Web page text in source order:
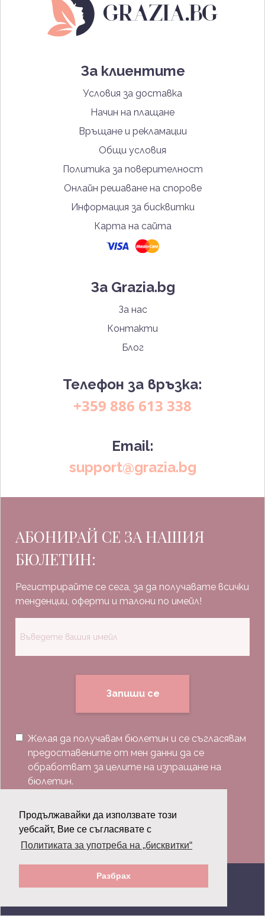
Продължавайки да използвате този
уебсайт, Вие се съгласявате с
Политиката за употреба на „бисквитки“
Разбрах
За клиентите
Условия за доставка
Начин на плащане
Връщане и рекламации
Общи условия
Политика за поверителност
Онлайн решаване на спорове
Информация за бисквитки
Карта на сайта
За Grazia.bg
За нас
Контакти
Блог
Телефон за връзка:
+359 886 613 338
Email:
support@grazia.bg
АБОНИРАЙ СЕ ЗА НАШИЯ
БЮЛЕТИН:
Регистрирайте се сега, за да получавате всички
тенденции, оферти и талони по имейл!
Запиши се
Желая да получавам бюлетин и се съгласявам
предоставените от мен данни да се
обработват за целите на изпращане на
бюлетин.
Последвай ни:
© 2026 Grazia.bg - Всички права запазени